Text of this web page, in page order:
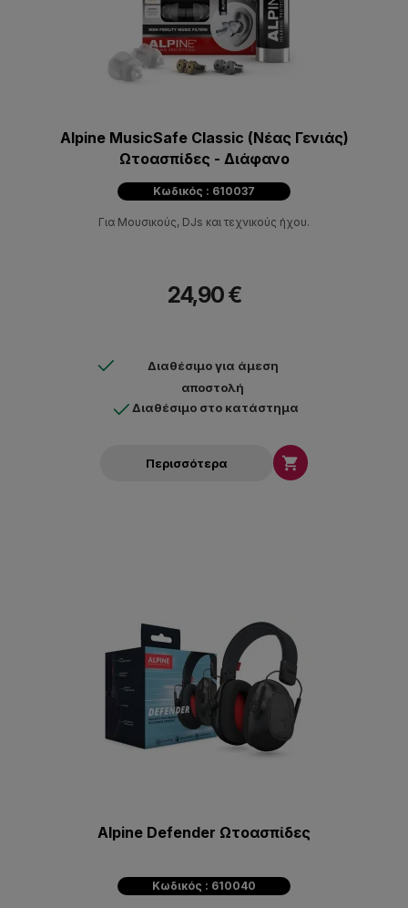
Alpine MusicSafe Classic (Νέας Γενιάς)
Ωτοασπίδες - Διάφανο
Κωδικός : 610037
Για Μουσικούς, DJs και τεχνικούς ήχου.
24,90 €
Διαθέσιμο για άμεση
αποστολή
Διαθέσιμο στο κατάστημα
Περισσότερα 
Alpine Defender Ωτοασπίδες
Κωδικός : 610040